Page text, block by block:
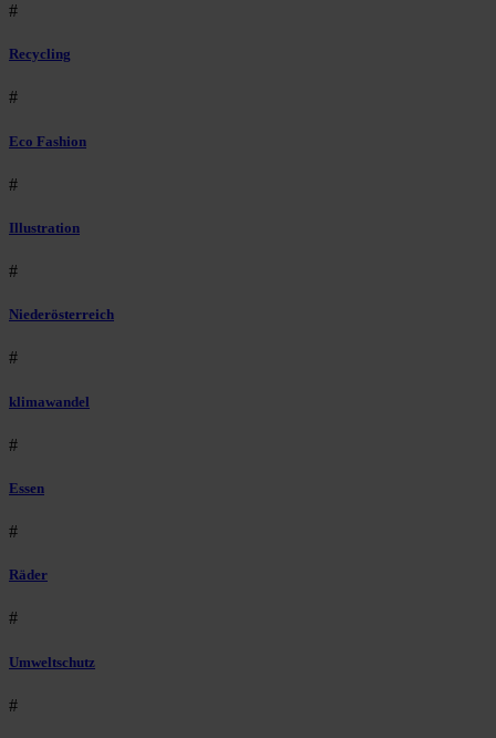
#
Recycling
#
Eco Fashion
#
Illustration
#
Niederösterreich
#
klimawandel
#
Essen
#
Räder
#
Umweltschutz
#